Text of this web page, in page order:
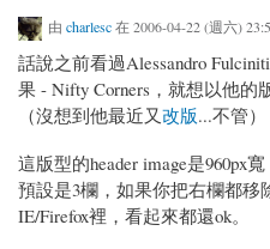
由 charlesc在 2006-04-22 (週六)
話說之前看過Alessandro
果 - Nifty Corners，就想以他的
（沒想到他最近又改版...不管）
這版型的header image是960px
預設是3欄，如果你把右欄都移
IE/Firefox裡，看起來都還ok。